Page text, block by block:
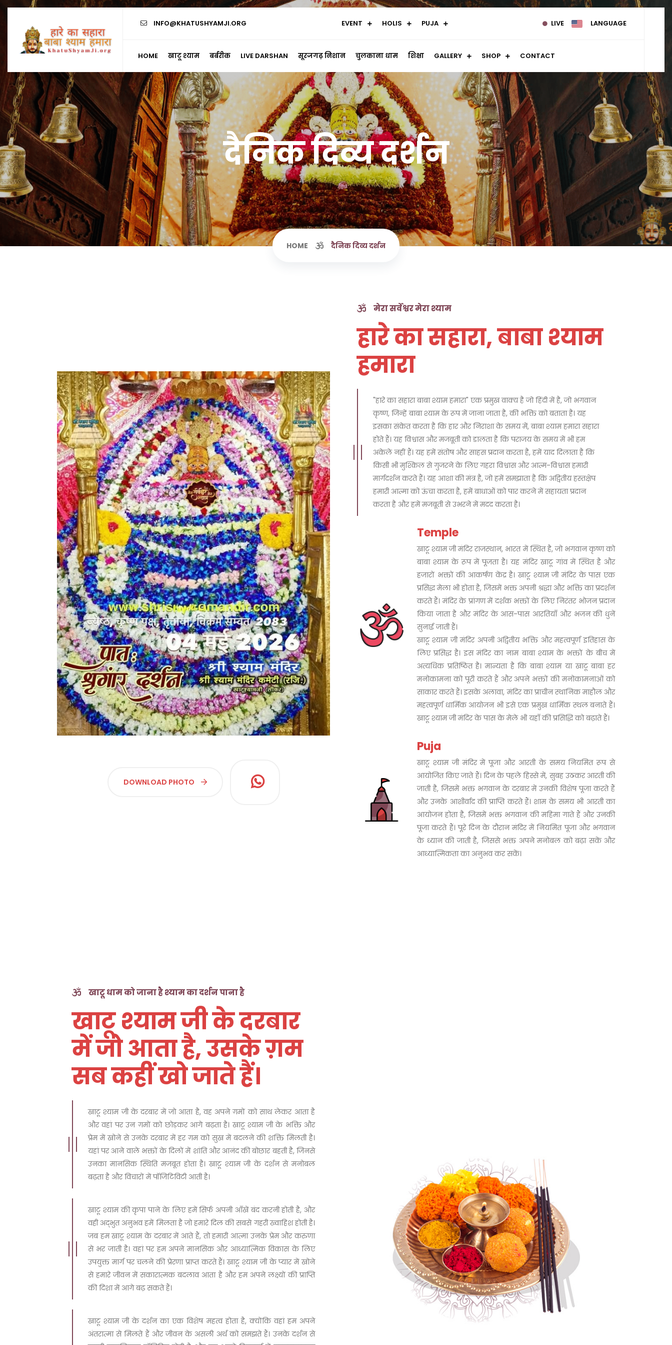
INFO@KHATUSHYAMJI.ORG EVENT HOLIS PUJA LIVE LANGUAGE
HOME खाटू श्याम बर्बरीक LIVE DARSHAN सूरजगढ़ निशान चुलकाना धाम शिक्षा GALLERY SHOP CONTACT
दैनिक दिव्य दर्शन
HOME दैनिक दिव्य दर्शन
DOWNLOAD PHOTO
मेरा सर्वेश्वर मेरा श्याम
हारे का सहारा, बाबा श्याम
हमारा
"हारे का सहारा बाबा श्याम हमारा" एक प्रमुख वाक्य है जो हिंदी में है, जो भगवान
कृष्ण, जिन्हें बाबा श्याम के रूप में जाना जाता है, की भक्ति को बताता है। यह
इसका संकेत करता है कि हार और निराशा के समय में, बाबा श्याम हमारा सहारा
होते हैं। यह विश्वास और मजबूती को डालता है कि पराजय के समय में भी हम
अकेले नहीं हैं। यह हमें संतोष और साहस प्रदान करता है, हमें याद दिलाता है कि
किसी भी मुश्किल से गुजरने के लिए गहरा विश्वास और आत्म-विश्वास हमारी
मार्गदर्शन करते हैं। यह आशा की मंत्र है, जो हमें समझाता है कि अद्वितीय हस्तक्षेप
हमारी आत्मा को ऊंचा करता है, हमें बाधाओं को पार करने में सहायता प्रदान
करता है और हमें मजबूती से उभरने में मदद करता है।
Temple
खाटू श्याम जी मंदिर राजस्थान, भारत में स्थित है, जो भगवान कृष्ण को
बाबा श्याम के रूप में पूजता है। यह मंदिर खाटू गांव में स्थित है और
हजारों भक्तों की आकर्षण केंद्र है। खाटू श्याम जी मंदिर के पास एक
प्रसिद्ध मेला भी होता है, जिसमें भक्त अपनी श्रद्धा और भक्ति का प्रदर्शन
करते हैं। मंदिर के प्रांगण में दर्शक भक्तों के लिए निरंतर भोजन प्रदान
किया जाता है और मंदिर के आस-पास आरतियाँ और भजन की धुनें
सुनाई जाती हैं।
खाटू श्याम जी मंदिर अपनी अद्वितीय भक्ति और महत्वपूर्ण इतिहास के
लिए प्रसिद्ध है। इस मंदिर का नाम बाबा श्याम के भक्तों के बीच में
अत्यधिक प्रतिष्ठित है। मान्यता है कि बाबा श्याम या खाटू बाबा हर
मनोकामना को पूरी करते हैं और अपने भक्तों की मनोकामनाओं को
साकार करते हैं। इसके अलावा, मंदिर का प्राचीन स्थानिक माहौल और
महत्वपूर्ण धार्मिक आयोजन भी इसे एक प्रमुख धार्मिक स्थल बनाते हैं।
खाटू श्याम जी मंदिर के पास के मेले भी यहाँ की प्रसिद्धि को बढ़ाते हैं।
Puja
खाटू श्याम जी मंदिर में पूजा और आरती के समय नियमित रूप से
आयोजित किए जाते हैं। दिन के पहले हिस्से में, सुबह उठकर आरती की
जाती है, जिसमें भक्त भगवान के दरबार में उनकी विशेष पूजा करते हैं
और उनके आशीर्वाद की प्राप्ति करते हैं। शाम के समय भी आरती का
आयोजन होता है, जिसमें भक्त भगवान की महिमा गाते हैं और उनकी
पूजा करते हैं। पूरे दिन के दौरान मंदिर में नियमित पूजा और भगवान
के ध्यान की जाती है, जिससे भक्त अपने मनोबल को बढ़ा सकें और
आध्यात्मिकता का अनुभव कर सकें।
खाटू धाम को जाना है श्याम का दर्शन पाना है
खाटू श्याम जी के दरबार
में जो आता है, उसके ग़म
सब कहीं खो जाते हैं।
खाटू श्याम जी के दरबार में जो आता है, वह अपने ग़मों को साथ लेकर आता है
और वहां पर उन ग़मों को छोड़कर आगे बढ़ता है। खाटू श्याम जी के भक्ति और
प्रेम में खोने से उनके दरबार में हर ग़म को सुख में बदलने की शक्ति मिलती है।
यहां पर आने वाले भक्तों के दिलों में शांति और आनंद की बोछार बहती है, जिनसे
उनका मानसिक स्थिति मजबूत होता है। खाटू श्याम जी के दर्शन से मनोबल
बढ़ता है और विचारों में पॉजिटिविटी आती है।
खाटू श्याम की कृपा पाने के लिए हमें सिर्फ अपनी आँखें बंद करनी होती है, और
वही अद्भुत अनुभव हमें मिलता है जो हमारे दिल की सबसे गहरी ख्वाहिश होती है।
जब हम खाटू श्याम के दरबार में आते हैं, तो हमारी आत्मा उनके प्रेम और करुणा
से भर जाती है। वहां पर हम अपने मानसिक और आध्यात्मिक विकास के लिए
उपयुक्त मार्ग पर चलने की प्रेरणा प्राप्त करते हैं। खाटू श्याम जी के प्यार में खोने
से हमारे जीवन में सकारात्मक बदलाव आता है और हम अपने लक्ष्यों की प्राप्ति
की दिशा में आगे बढ़ सकते हैं।
खाटू श्याम जी के दर्शन का एक विशेष महत्व होता है, क्योंकि वहां हम अपने
अंतरात्मा से मिलते हैं और जीवन के असली अर्थ को समझते हैं। उनके दर्शन से